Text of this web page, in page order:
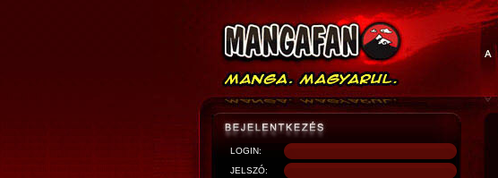
LOGIN:
JELSZÓ: